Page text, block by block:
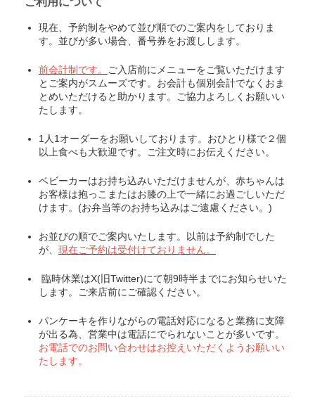
現在、予約制をやめて並び順でのご案内をしておりま
す。並びが多い場合、番号券をお渡しします。
前会計制です。
ご入店前にメニューをご覧いただけます
とご案内がスムーズです。お会計も個別会計でなくおま
とめいただけると助かります。ご協力よろしくお願いい
たします。
1人1オーダーをお願いしております。おひとり様で２個
以上食べも大歓迎です。ご注文時にお伝えください。
ベビーカーはお持ち込みいただけませんが、赤ちゃんは
お客様は抱っこまたはお膝の上で一緒にお過ごしいただ
けます。(お弁当等のお持ち込みはご遠慮ください。)
お並びの順でご案内いたします。以前は予約制でした
が、 現在ご予約は受付けておりません。
臨時休業はX(旧Twitter)にて朝9時半までにお知らせいた
します。ご来店前にご確認ください。
パンケーキを作りながらの電話対応になると業務に支障
が出る為、営業中は電話にでられないことが多いです。
お電話でのお問い合わせはお控えいただくようお願いい
たします。